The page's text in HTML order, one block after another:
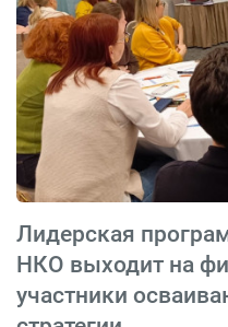
Лидерская
НКО выходит на
участники